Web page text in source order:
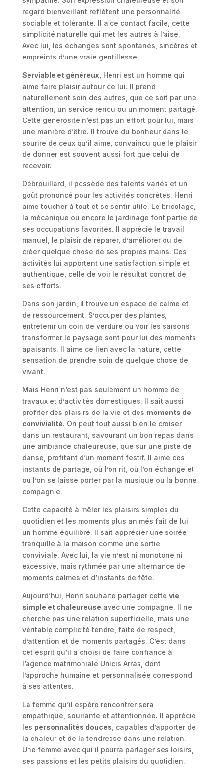
regard bienveillant reflètent une personnalité
sociable et tolérante. Il a ce contact facile, cette
simplicité naturelle qui met les autres à l’aise.
Avec lui, les échanges sont spontanés, sincères et
empreints d’une vraie gentillesse.
Serviable et généreux , Henri est un homme qui
aime faire plaisir autour de lui. Il prend
naturellement soin des autres, que ce soit par une
attention, un service rendu ou un moment partagé.
Cette générosité n’est pas un effort pour lui, mais
une manière d’être. Il trouve du bonheur dans le
sourire de ceux qu’il aime, convaincu que le plaisir
de donner est souvent aussi fort que celui de
recevoir.
Débrouillard, il possède des talents variés et un
goût prononcé pour les activités concrètes. Henri
aime toucher à tout et se sentir utile. Le bricolage,
la mécanique ou encore le jardinage font partie de
ses occupations favorites. Il apprécie le travail
manuel, le plaisir de réparer, d’améliorer ou de
créer quelque chose de ses propres mains. Ces
activités lui apportent une satisfaction simple et
authentique, celle de voir le résultat concret de
ses efforts.
Dans son jardin, il trouve un espace de calme et
de ressourcement. S’occuper des plantes,
entretenir un coin de verdure ou voir les saisons
transformer le paysage sont pour lui des moments
apaisants. Il aime ce lien avec la nature, cette
sensation de prendre soin de quelque chose de
vivant.
Mais Henri n’est pas seulement un homme de
travaux et d’activités domestiques. Il sait aussi
profiter des plaisirs de la vie et des moments de
convivialité. On peut tout aussi bien le croiser
dans un restaurant, savourant un bon repas dans
une ambiance chaleureuse, que sur une piste de
danse, profitant d’un moment festif. Il aime ces
instants de partage, où l’on rit, où l’on échange et
où l’on se laisse porter par la musique ou la bonne
compagnie.
Cette capacité à mêler les plaisirs simples du
quotidien et les moments plus animés fait de lui
un homme équilibré. Il sait apprécier une soirée
tranquille à la maison comme une sortie
conviviale. Avec lui, la vie n’est ni monotone ni
excessive, mais rythmée par une alternance de
moments calmes et d’instants de fête.
Aujourd’hui, Henri souhaite partager cette vie
simple et chaleureuse avec une compagne. Il ne
cherche pas une relation superficielle, mais une
véritable complicité tendre, faite de respect,
d’attention et de moments partagés. C’est dans
cet esprit qu’il a choisi de faire confiance à
l’agence matrimoniale Unicis Arras, dont
l’approche humaine et personnalisée correspond
à ses attentes.
La femme qu’il espère rencontrer sera
empathique, souriante et attentionnée. Il apprécie
les personnalités douces , capables d’apporter de
la chaleur et de la tendresse dans une relation.
Une femme avec qui il pourra partager ses loisirs,
ses passions et les petits plaisirs du quotidien.